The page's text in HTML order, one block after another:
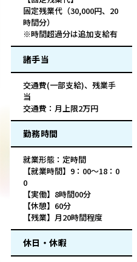
固定残業代（30,000円、20
時間分）
※時間超過分は追加支給有
諸手当
交通費(一部支給)、残業手
当
交通費：月上限2万円
勤務時間
就業形態：定時間
【就業時間】9：00～18：0
0
【実働】8時間00分
【休憩】60分
【残業】月20時間程度
休日・休暇